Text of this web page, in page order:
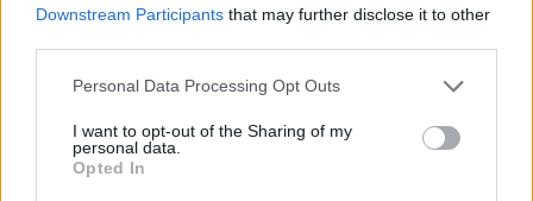
Downstream Participants that may further disclose it to other
Personal Data Processing Opt Outs
I want to opt-out of the Sharing of my
personal data.
Opted In